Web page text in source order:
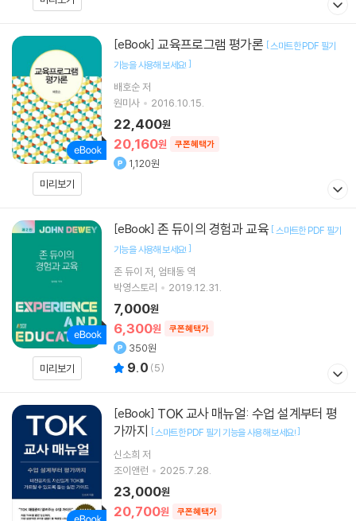
미리보기
[eBook] 교육프로그램 평가론 [스마트한 PDF 필기
기능을 사용해 보세요!]
배호순 저
원미사
2016.10.15.
20,160원 쿠폰혜택가
22,400원
1,120원
미리보기
[eBook] 존 듀이의 경험과 교육 [스마트한 PDF 필기
기능을 사용해 보세요!]
존 듀이 저 엄태동 역
박영스토리
2019.12.31.
6,300원 쿠폰혜택가
7,000원
350원
9.0 (5)
[eBook]
가까지 [스마트한 PDF 필기 기능을 사용해 보세요!]
신소희 저
조이앤런
2025.7.28.
20,700원 쿠폰혜택가
23,000원